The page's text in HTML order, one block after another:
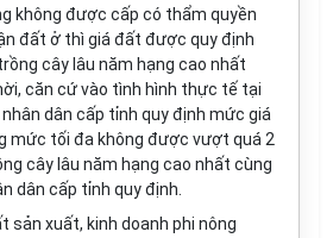
không được cấp có thẩm quyền
đất ở thì giá đất được quy định
cây lâu năm hạng cao nhất
căn cứ vào tình hình thực tế tại
dân cấp tỉnh quy định mức giá
mức tối đa không được vượt quá 2
cây lâu năm hạng cao nhất cùng
dân cấp tỉnh quy định.
sản xuất, kinh doanh phi nông